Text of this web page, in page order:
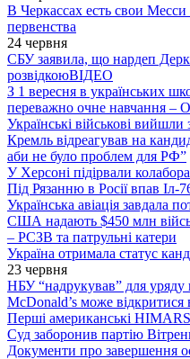
В Черкассах есть свои
первенства
24 червня
СБУ заявила, що нардеп
розвідкоюВІДЕО
З 1 вересня в українських
переважно очне навчання –
Українські військові
Кремль відреагував на
аби не було проблем для РФ”
У Херсоні підірвали
Під Рязанню в Росії впав Іл-
Українська авіація завдала
США надають $450 млн
– РСЗВ та патрульні катери
Україна отримала статус
23 червня
НБУ “надрукував” для уряду
McDonald’s може відкритися
Перші американські HIMARS
Суд заборонив партію
Документи про завершення